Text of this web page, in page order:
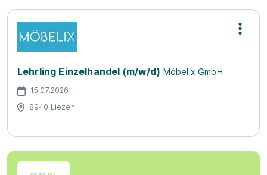
Lehrling Einzelhandel (m/w/d) Möbelix GmbH
15.07.2026
8940 Liezen